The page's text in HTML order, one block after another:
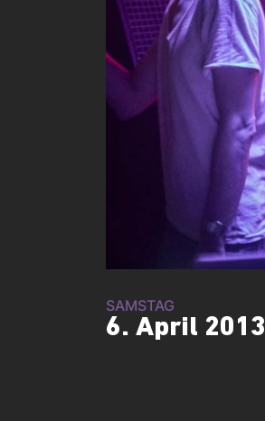
SAMSTAG
6. April 2013